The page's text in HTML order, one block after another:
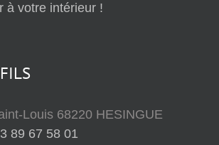
à votre intérieur !
Louis 68220 HESINGUE
89 67 58 01